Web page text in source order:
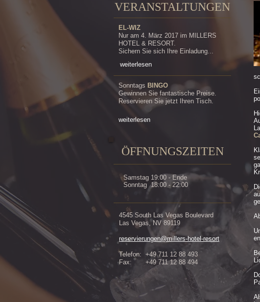
VERANSTALTUNGEN
EL-WIZ
Nur am 4. März 2017 im MILLERS
HOTEL & RESORT.
Sichern Sie sich Ihre Einladung...
weiterlesen
Sonntags BINGO
Gewinnen Sie fantastische Preise.
Reservieren Sie jetzt Ihren Tisch.
weiterlesen
ÖFFNUNGSZEITEN
Samstag 19:00 - Ende
Sonntag 18:00 - 22:00
4545 South Las Vegas Boulevard
Las Vegas, NV 89119
reservierungen@millers-hotel-resort
Telefon: +49 711 12 88 493
Fax: +49 711 12 88 494